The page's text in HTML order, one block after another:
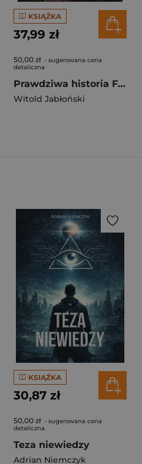
KSIĄŻKA
37,99 zł
50,00 zł - sugerowana cena
detaliczna
Prawdziwa historia Frankensteina Tom 1 Nowożytny Promoteusz
Witold Jabłoński
KSIĄŻKA
30,87 zł
50,00 zł - sugerowana cena
detaliczna
Teza niewiedzy
Adrian Niemczyk